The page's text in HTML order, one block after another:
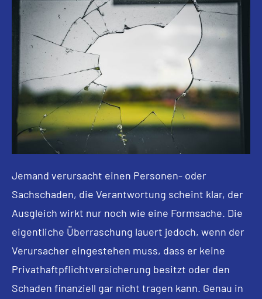
Jemand verursacht einen Per­sonen- oder
Sachschaden, die Verantwortung scheint klar, der
Ausgleich wirkt nur noch wie eine Formsache. Die
eigentliche Überraschung lauert jedoch, wenn der
Verursacher eingestehen muss, dass er keine
Privathaftpflichtversicherung besitzt oder den
Schaden finanziell gar nicht tragen kann. Genau in